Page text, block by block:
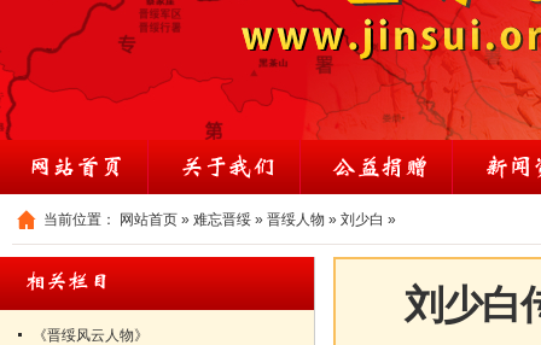
当前位置： 网站首页 » 难忘晋绥 » 晋绥人物 » 刘少白 »
《晋绥风云人物》
刘少白